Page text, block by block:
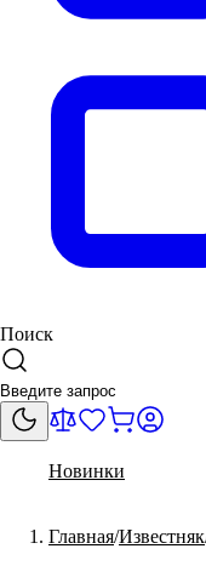
Поиск
Новинки
Главная Известняк